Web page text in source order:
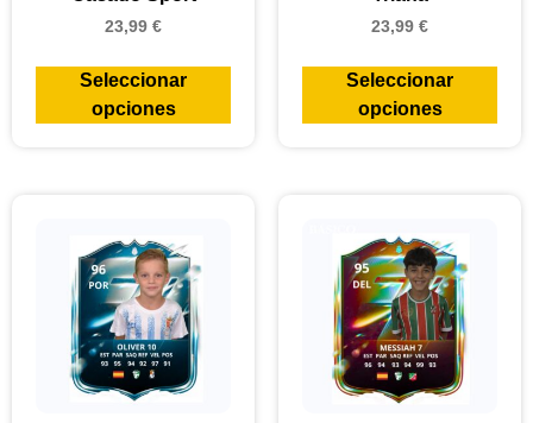
23,99 €
Seleccionar
opciones
23,99 €
Seleccionar
opciones